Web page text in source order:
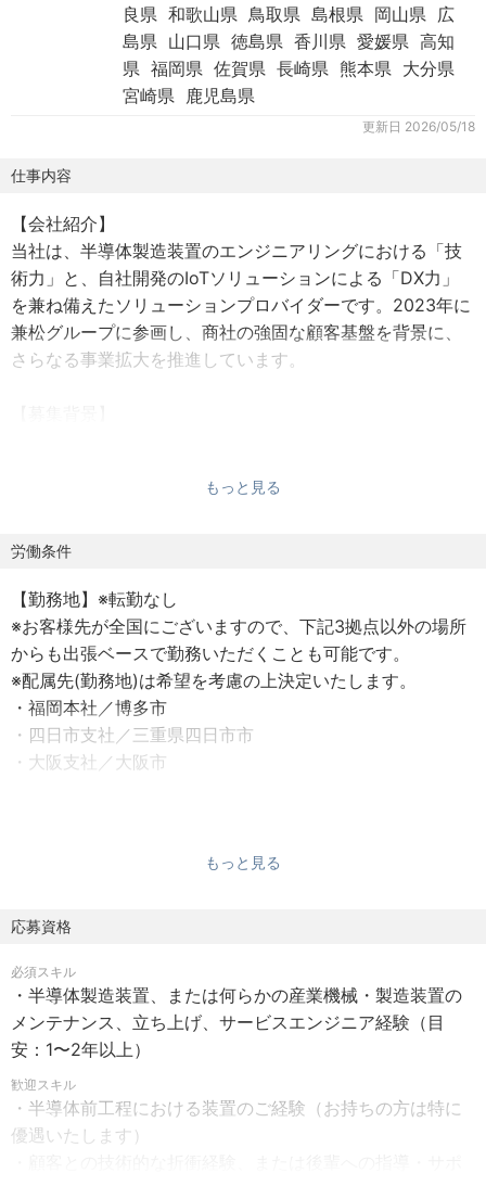
良県 和歌山県 鳥取県 島根県 岡山県 広
島県 山口県 徳島県 香川県 愛媛県 高知
県 福岡県 佐賀県 長崎県 熊本県 大分県
宮崎県 鹿児島県
更新日 2026/05/18
仕事内容
【会社紹介】
当社は、半導体製造装置のエンジニアリングにおける「技
術力」と、自社開発のIoTソリューションによる「DX力」
を兼ね備えたソリューションプロバイダーです。2023年に
兼松グループに参画し、商社の強固な顧客基盤を背景に、
さらなる事業拡大を推進しています。
績好調な当社において、顧客からの高度な技術要求や大規
組織拡大を見据え、現場の最前線で技術力を発揮し、ゆく
ント候補」を募集いたします。
【仕事内容】
弊社取引先の半導体メーカー工場内にて、半導体製造装置
（前工程中心）の高度なエンジニアリング業務および現場
主導をお任せします。
培ってきたご経験を存分に活かし、裁量を持って業務に取
・装置の立ち上げ・調整、保守・メンテナンスにおける高
・イレギュラーなトラブルシューティングの主導と原因究
・顧客への改善提案、仕様変更などの折衝・折衝業務
・（ご志向に応じて）プロジェクトメンバーの進捗管理、
後輩エンジニアの技術指導
＜選べる2つの働き方＞ 希望や適性、経験を考慮し、以下
のいずれかのスタイルで勤務いただきます。
①訪問型（フットワーク重視）：
もっと見る
労働条件
【勤務地】※転勤なし
※お客様先が全国にございますので、下記3拠点以外の場所
からも出張ベースで勤務いただくことも可能です。
※配属先(勤務地)は希望を考慮の上決定いたします。
・福岡本社／博多市
・四日市支社／三重県四日市市
・大阪支社／大阪市
近鉄名古屋線「近鉄四日市駅」より徒歩3分
■大阪支社
JR「新大阪駅」より徒歩約10分
地下鉄御堂筋線「西中島南方駅」より徒歩10分
【勤務時間】
勤務時間：9:00～18:00
(休憩時間 1時間00分)
もっと見る
応募資格
必須スキル
・半導体製造装置、または何らかの産業機械・製造装置の
メンテナンス、立ち上げ、サービスエンジニア経験（目
安：1〜2年以上）
歓迎スキル
・半導体前工程における装置のご経験（お持ちの方は特に
優遇いたします）